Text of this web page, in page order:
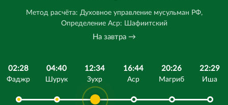
Метод расчёта: Духовное управление мусульман РФ,
Определение Аср: Шафиитский
На завтра →
02:28
Фаджр
04:40
Шурук
12:34
Зухр
16:44
Аср
20:26
Магриб
22:29
Иша